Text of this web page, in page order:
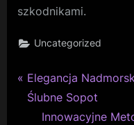
szkodnikami.
Uncategorized
Nawigacja
wpisu
P
r
Elegancja
Ślubne Sopot
N
Innowacyjne